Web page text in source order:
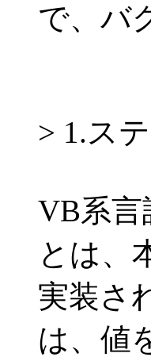
で、バ
> 1.ス
VB系
とは、
実装さ
は、値